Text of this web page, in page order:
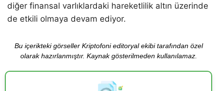
diğer finansal varlıklardaki hareketlilik altın üzerinde
de etkili olmaya devam ediyor.
Bu içerikteki görseller Kriptofoni editoryal ekibi tarafından özel
olarak hazırlanmıştır. Kaynak gösterilmeden kullanılamaz.